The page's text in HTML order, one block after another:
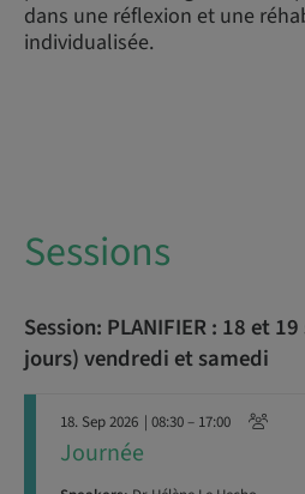
dans une réflexion et une
individualisée.
Sessions
Session: PLANIFIER : 18 et
jours) vendredi et samedi
18. Sep 2026 | 08:30 – 17:00
Journée